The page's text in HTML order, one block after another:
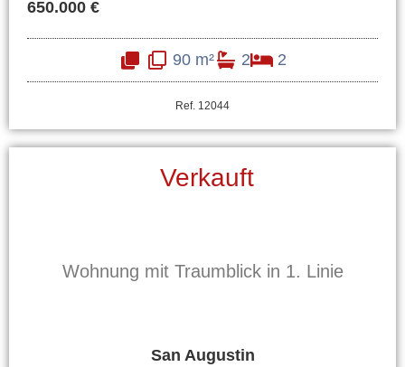
650.000 €
90 m² 2 2
Ref. 12044
Verkauft
Wohnung mit Traumblick in 1. Linie
San Augustin